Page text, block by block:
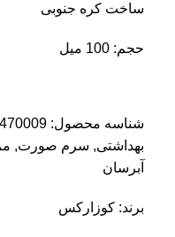
ساخت کره جنوبی
حجم: 100 میل
شناسه محصول:
بهداشتی, سرم صورت,
آبرسان
برند: کوزارکس